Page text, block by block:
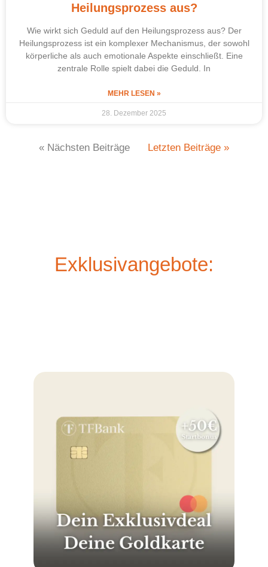
Heilungsprozess aus?
Wie wirkt sich Geduld auf den Heilungsprozess aus? Der
Heilungsprozess ist ein komplexer Mechanismus, der sowohl
körperliche als auch emotionale Aspekte einschließt. Eine
zentrale Rolle spielt dabei die Geduld. In
MEHR LESEN »
28. Dezember 2025
« Nächsten Beiträge Letzten Beiträge »
Exklusivangebote: